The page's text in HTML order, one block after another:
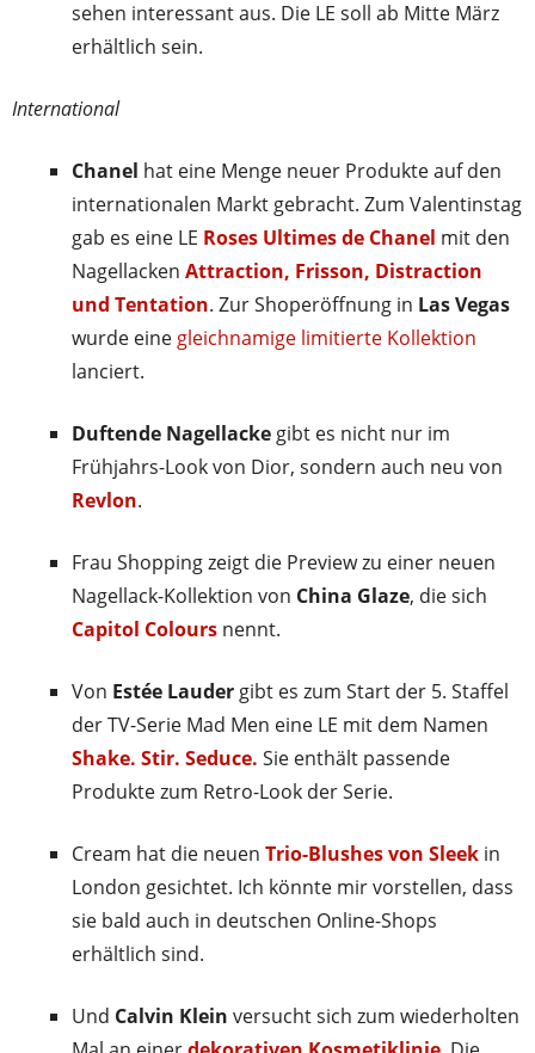
sehen interessant aus. Die LE soll ab Mitte März
erhältlich sein.
International
Chanel hat eine Menge neuer Produkte auf den
internationalen Markt gebracht. Zum Valentinstag
gab es eine LE Roses Ultimes de Chanel mit den
Nagellacken Attraction, Frisson, Distraction
und Tentation. Zur Shoperöffnung in Las Vegas
wurde eine gleichnamige limitierte Kollektion
lanciert.
Duftende Nagellacke gibt es nicht nur im
Frühjahrs-Look von Dior, sondern auch neu von
Revlon.
Frau Shopping zeigt die Preview zu einer neuen
Nagellack-Kollektion von China Glaze, die sich
Capitol Colours nennt.
Von Estée Lauder gibt es zum Start der 5. Staffel
der TV-Serie Mad Men eine LE mit dem Namen
Shake. Stir. Seduce. Sie enthält passende
Produkte zum Retro-Look der Serie.
Cream hat die neuen Trio-Blushes von Sleek in
London gesichtet. Ich könnte mir vorstellen, dass
sie bald auch in deutschen Online-Shops
erhältlich sind.
Und Calvin Klein versucht sich zum wiederholten